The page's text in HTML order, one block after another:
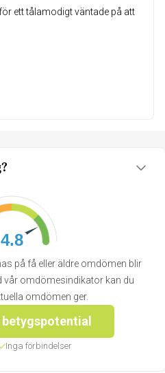
4.8
på få eller äldre omdömen blir
vår omdömesindikator kan du
omdömen ger.
Inga förbindelser
ett tålamodigt väntade på att